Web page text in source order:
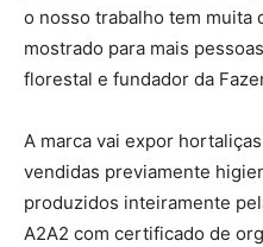
o nosso trabalho tem muita
mostrado para mais
florestal e fundador da
A marca vai expor
vendidas previamente
produzidos inteiramente
A2A2 com certificado de